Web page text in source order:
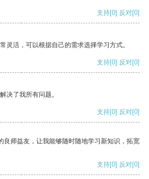
支持[0] 反对[0]
灵活，可以根据自己的需求选择学习方式。
支持[0] 反对[0]
决了我所有问题。
支持[0] 反对[0]
良师益友，让我能够随时随地学习新知识，拓宽
支持[0] 反对[0]